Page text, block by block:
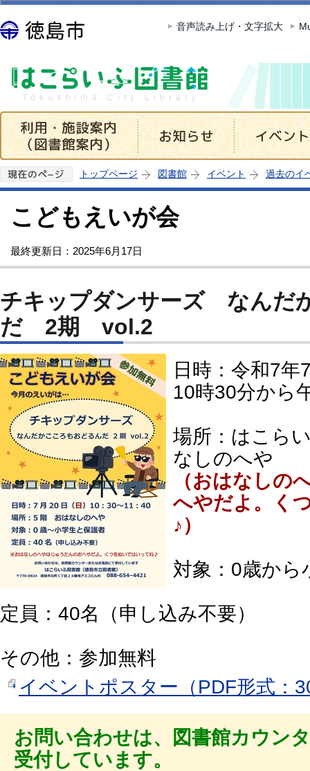
この
音声読み上げ・文字拡大
トップページ 図書館 イベント 過去のイ
こどもえいが会
最終更新日：2025年6月17日
チキップダンサーズ なんだ
だ 2期 vol.2
日時：令和7
10時30分から
場所：はこら
なしのへや
（おはなしの
へやだよ。く
♪）
対象：0歳から
定員：40名（申し込み不要）
その他：参加無料
イベントポスター（PDF形式：
お問い合わせは、図書館カウン
受付しています。